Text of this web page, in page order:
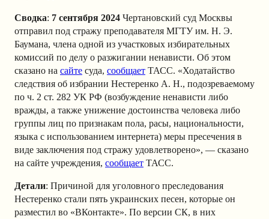
Сводка: 7 сентября 2024 Чертановский суд Москвы
отправил под стражу преподавателя МГТУ им. Н. Э.
Баумана, члена одной из участковых избирательных
комиссий по делу о разжигании ненависти. Об этом
сказано на сайте суда, сообщает ТАСС. «Ходатайство
следствия об избрании Нестеренко А. Н., подозреваемому
по ч. 2 ст. 282 УК РФ (возбуждение ненависти либо
вражды, а также унижение достоинства человека либо
группы лиц по признакам пола, расы, национальности,
языка с использованием интернета) меры пресечения в
виде заключения под стражу удовлетворено», — сказано
на сайте учреждения, сообщает ТАСС.
Детали: Причиной для уголовного преследования
Нестеренко стали пять украинских песен, которые он
разместил во «ВКонтакте». По версии СК, в них